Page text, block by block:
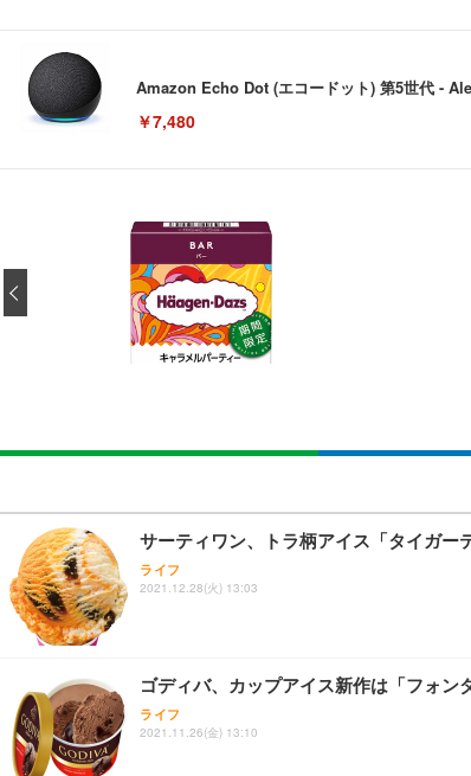
Amazon Echo Dot (エコードット) 第5世代 -
￥7,480
[EdoErgo] オフィスチェア 椅子 テレワーク
(黒網+黒枠+黒足)
￥5,699
Sezlife オフィスチェア デスクチェア 疲れない
ション PCチェア 通気性メッシュ ゲーミング/
￥7,680
ション PCチェア 通気性メッシュ ゲーミング/
￥7,680
EIZO ビジネス向けプレミアムモニター |
￥105,595
【純正品】27"ゲーミングモニター DualSense
￥49,979
【整備済み品】Dell E2724HS 27インチ 液晶
￥15,800
Amazonベーシック ペットシーツ 薄型 レギュ
￥3,373
ネオ・ルーライフ ネオ・オムツ L 中型犬用 26
￥1,800
Smart Basic(スマートベーシック) 【
￥3,670
サーティワン、トラ柄アイス「タイガー
ライフ
2021.12.28(火) 13:03
ゴディバ、カップアイス新作は「フォン
ライフ
2021.11.26(金) 13:10